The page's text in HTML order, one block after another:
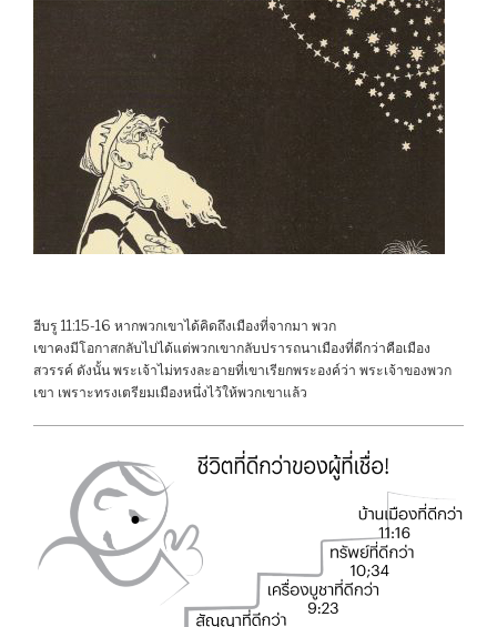
ฮีบรู 11:15-16 หากพวกเขาได้คิดถึงเมืองที่จากมา พวก
เขาคงมีโอกาสกลับไปได้แต่พวกเขากลับปรารถนาเมืองที่ดีกว่าคือเมือง
สวรรค์ ดังนั้น พระเจ้าไม่ทรงละอายที่เขาเรียกพระองค์ว่า พระเจ้าของพวก
เขา เพราะทรงเตรียมเมืองหนึ่งไว้ให้พวกเขาแล้ว